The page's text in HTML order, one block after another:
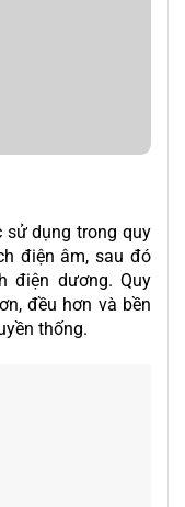
dụng trong quy
điện âm, sau đó
điện dương. Quy
đều hơn và bền
thống.